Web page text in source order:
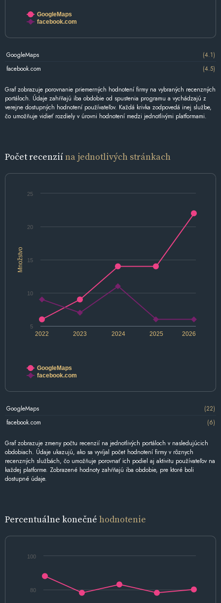
GoogleMaps
facebook.com
GoogleMaps
(4.1)
facebook.com
(4.5)
Graf zobrazuje porovnanie priemerných hodnotení firmy na vybraných recenzných
portáloch. Údaje zahŕňajú iba obdobie od spustenia programu a vychádzajú z
verejne dostupných hodnotení používateľov. Každá krivka zodpovedá inej službe,
čo umožňuje vidieť rozdiely v úrovni hodnotení medzi jednotlivými platformami.
Počet recenziína jednotlivých stránkach
Množstvo
2022 2024 2026
2023 2025
5
10
15
20
25
GoogleMaps
facebook.com
GoogleMaps
(22)
facebook.com
(6)
Graf zobrazuje zmeny počtu recenzií na jednotlivých portáloch v nasledujúcich
obdobiach. Údaje ukazujú, ako sa vyvíjal počet hodnotení firmy v rôznych
recenzných službách, čo umožňuje porovnať ich podiel aj aktivitu používateľov na
každej platforme. Zobrazené hodnoty zahŕňajú iba obdobie, pre ktoré boli
dostupné údaje.
Percentuálne konečné hodnotenie
80
100